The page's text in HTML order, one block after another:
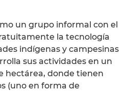
un grupo informal con el
la tecnología
indígenas y campesinas
sus actividades en un
hectárea, donde tienen
(uno en forma de